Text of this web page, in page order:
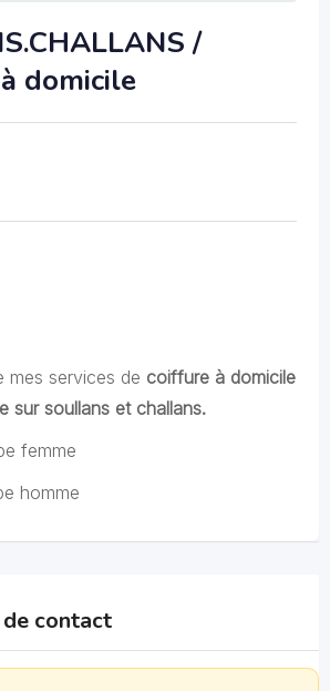
/
domicile
mes services de coiffure à domicile
sur soullans et challans.
femme
homme
contact